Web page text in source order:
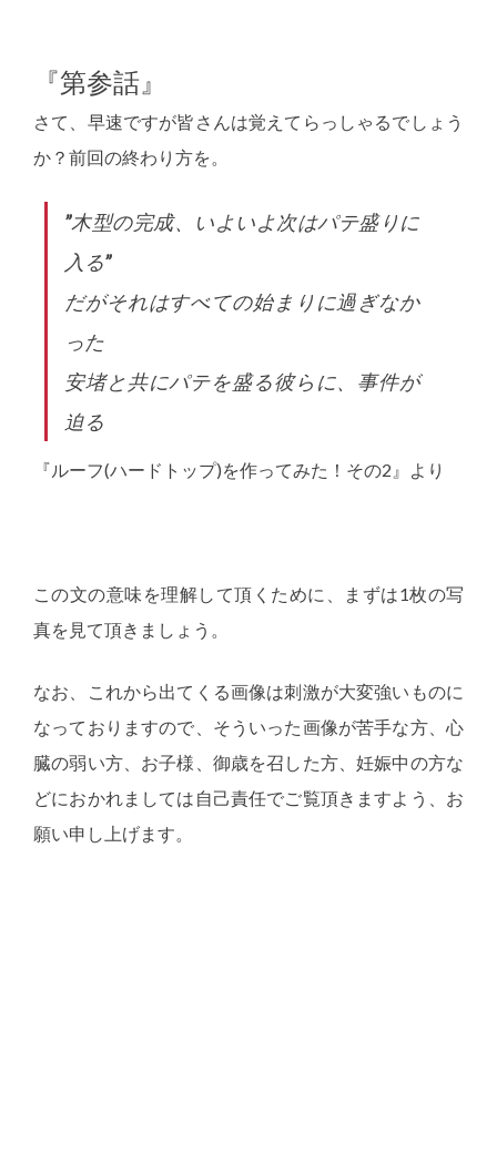
『第参話』
さて、早速ですが皆さんは覚えてらっしゃるでしょう
か？前回の終わり方を。
”木型の完成、いよいよ次はパテ盛りに
入る”
だがそれはすべての始まりに過ぎなか
った
安堵と共にパテを盛る彼らに、事件が
迫る
『ルーフ(ハードトップ)を作ってみた！その2』より
この文の意味を理解して頂くために、まずは1枚の写
真を見て頂きましょう。
なお、これから出てくる画像は刺激が大変強いものに
なっておりますので、そういった画像が苦手な方、心
臓の弱い方、お子様、御歳を召した方、妊娠中の方な
どにおかれましては自己責任でご覧頂きますよう、お
願い申し上げます。